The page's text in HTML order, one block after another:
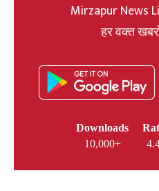
Mirzapur News
हर वक्त
Downloads
10,000+